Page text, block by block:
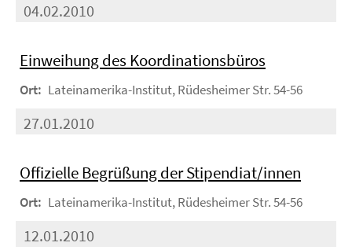
04.02.2010
Einweihung des Koordinationsbüros
Ort: Lateinamerika-Institut, Rüdesheimer Str. 54-56
27.01.2010
Offizielle Begrüßung der Stipendiat/innen
Ort: Lateinamerika-Institut, Rüdesheimer Str. 54-56
12.01.2010